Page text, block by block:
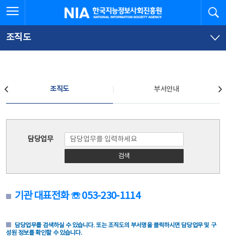
문
로
가
체
뉴
바
가
한국지능정보사회진흥원
조직도
조직도 부서안내
담당업무
검색
기관 대표전화 ☏ 053-230-1114
담당업무를 검색하실 수 있습니다. 또는 조직도의 부서명을 클릭하시면 담당업무 및 구
성원 정보를 확인할 수 있습니다.